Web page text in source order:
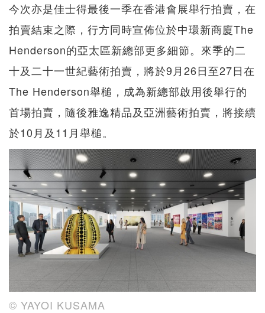
今次亦是佳士得最後一季在香港會展舉行拍賣，在
拍賣結束之際，行方同時宣佈位於中環新商廈The
Henderson的亞太區新總部更多細節。來季的二
十及二十一世紀藝術拍賣，將於9月26日至27日在
The Henderson舉槌，成為新總部啟用後舉行的
首場拍賣，隨後雅逸精品及亞洲藝術拍賣，將接續
於10月及11月舉槌。
©️ YAYOI KUSAMA